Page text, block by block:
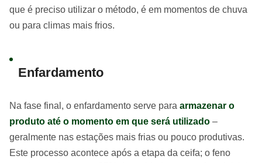
que é preciso utilizar o método, é em momentos de chuva
ou para climas mais frios.
Enfardamento
Na fase final, o enfardamento serve para armazenar o
produto até o momento em que será utilizado –
geralmente nas estações mais frias ou pouco produtivas.
Este processo acontece após a etapa da ceifa; o feno